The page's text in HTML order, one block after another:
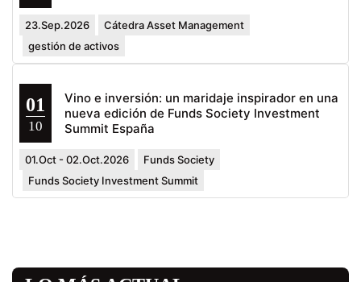
23.Sep.2026
Cátedra Asset Management
gestión de activos
01
10
Vino e inversión: un maridaje inspirador en una
nueva edición de Funds Society Investment
Summit España
01.Oct - 02.Oct.2026
Funds Society
Funds Society Investment Summit